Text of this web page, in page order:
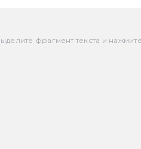
фрагмент текста и